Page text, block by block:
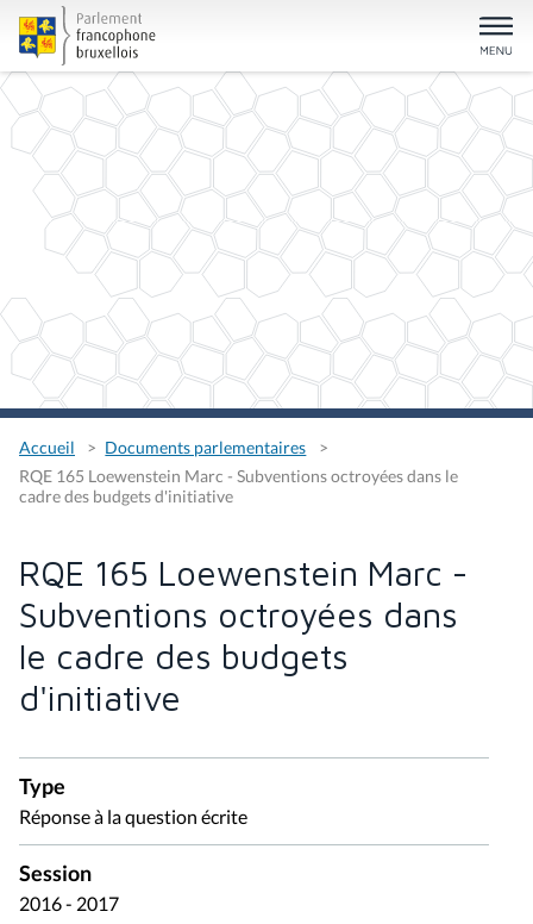
Accueil
Documents parlementaires
RQE 165 Loewenstein Marc - Subventions octroyées dans le
cadre des budgets d'initiative
RQE 165 Loewenstein Marc -
Subventions octroyées dans
le cadre des budgets
d'initiative
Type
Réponse à la question écrite
Session
2016 - 2017